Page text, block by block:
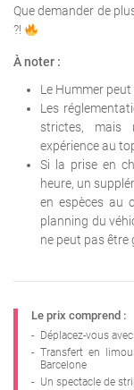
Que demander de
?!
À noter :
Le Hummer
Les
strictes, mais
expérience au
Si la prise en
heure, un
en espèces au
planning du
ne peut pas être
Le prix comprend :
- Déplacez-vous
- Transfert en
Barcelone
- Un spectacle de